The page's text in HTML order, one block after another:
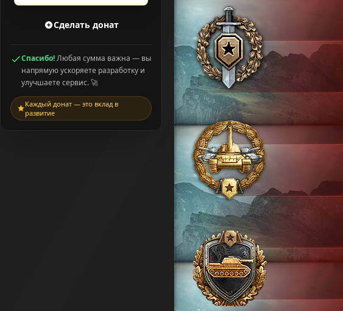
Сделать донат
Спасибо!Любая сумма важна — вы
напрямую ускоряете разработку и
улучшаете сервис. 🚀
Каждый донат — это вклад в
развитие